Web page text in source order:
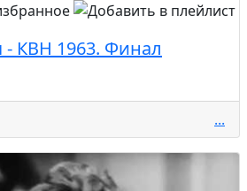
- КВН 1963. Финал
...